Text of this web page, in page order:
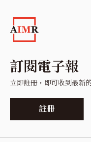
訂閱電子報
立即註冊，即可收到最新
註冊